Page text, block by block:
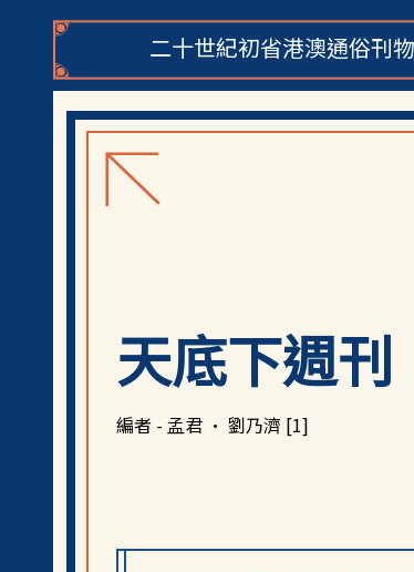
二十世紀初省港澳通俗刊
天底下週刊
編者 - 孟君 · 劉乃濟 [1]